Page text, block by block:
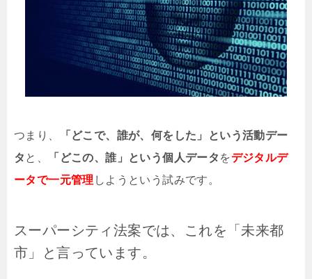
つまり、
「どこで、誰が、何をした」という活動デー
タ と、 「どこの、誰」という個人データ をデジタルデ
ータで一元管理 しようという試みです。
スーパーシティ法案では、これを「未来都
市」と言っています。